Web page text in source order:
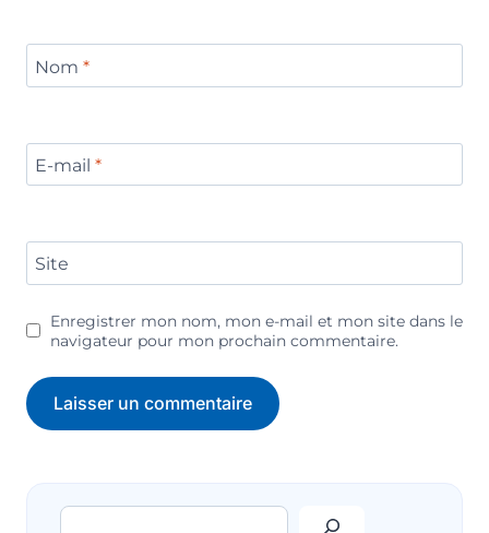
Nom *
E-mail *
Site
Enregistrer mon nom, mon e-mail et mon site dans le
navigateur pour mon prochain commentaire.
Rechercher